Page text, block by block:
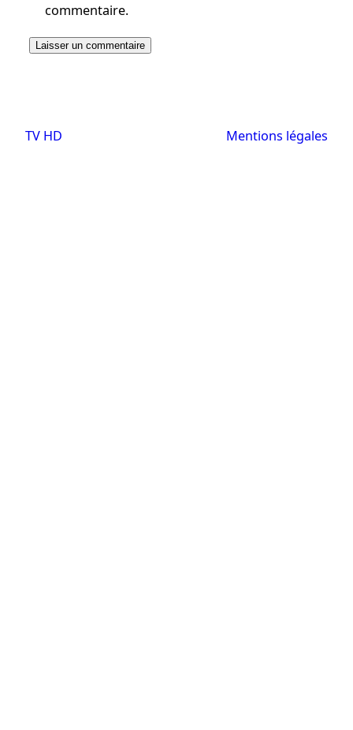
commentaire.
TV HD Mentions légales